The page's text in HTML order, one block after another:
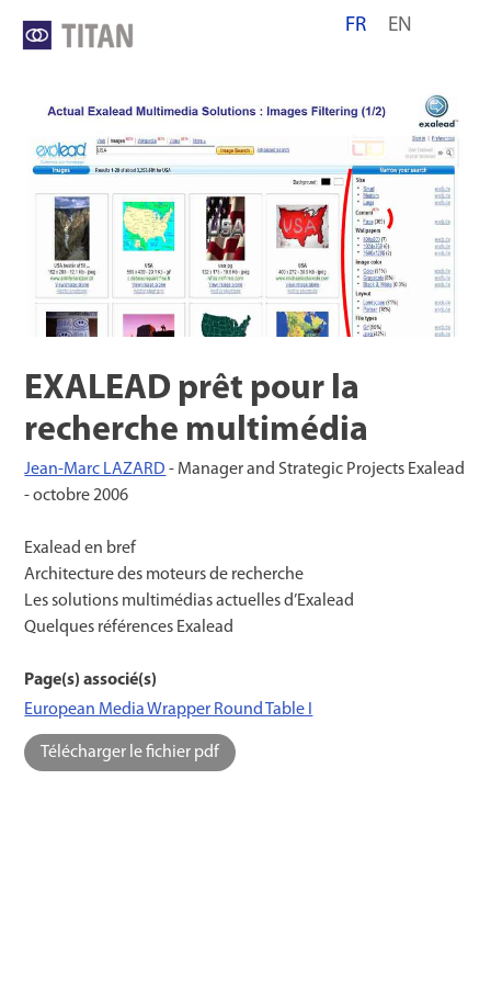
FR EN
EXALEAD prêt pour la
recherche multimédia
Jean-Marc LAZARD - Manager and Strategic Projects Exalead
-octobre 2006
Exalead en bref
Architecture des moteurs de recherche
Les solutions multimédias actuelles d’Exalead
Quelques références Exalead
Page(s) associé(s)
European Media Wrapper Round Table I
Télécharger le fichier pdf